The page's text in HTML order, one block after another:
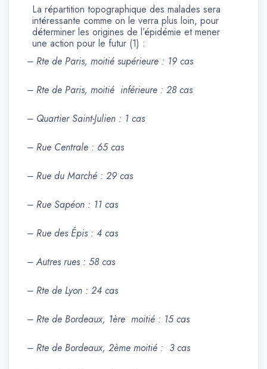
La répartition topographique des malades sera
intéressante comme on le verra plus loin, pour
déterminer les origines de l’épidémie et mener
une action pour le futur (1) :
– Rte de Paris, moitié supérieure : 19 cas
– Rte de Paris, moitié inférieure : 28 cas
– Quartier Saint-Julien : 1 cas
– Rue Centrale : 65 cas
– Rue du Marché : 29 cas
– Rue Sapéon : 11 cas
– Rue des Épis : 4 cas
– Autres rues : 58 cas
– Rte de Lyon : 24 cas
– Rte de Bordeaux, 1ère moitié : 15 cas
– Rte de Bordeaux, 2ème moitié : 3 cas